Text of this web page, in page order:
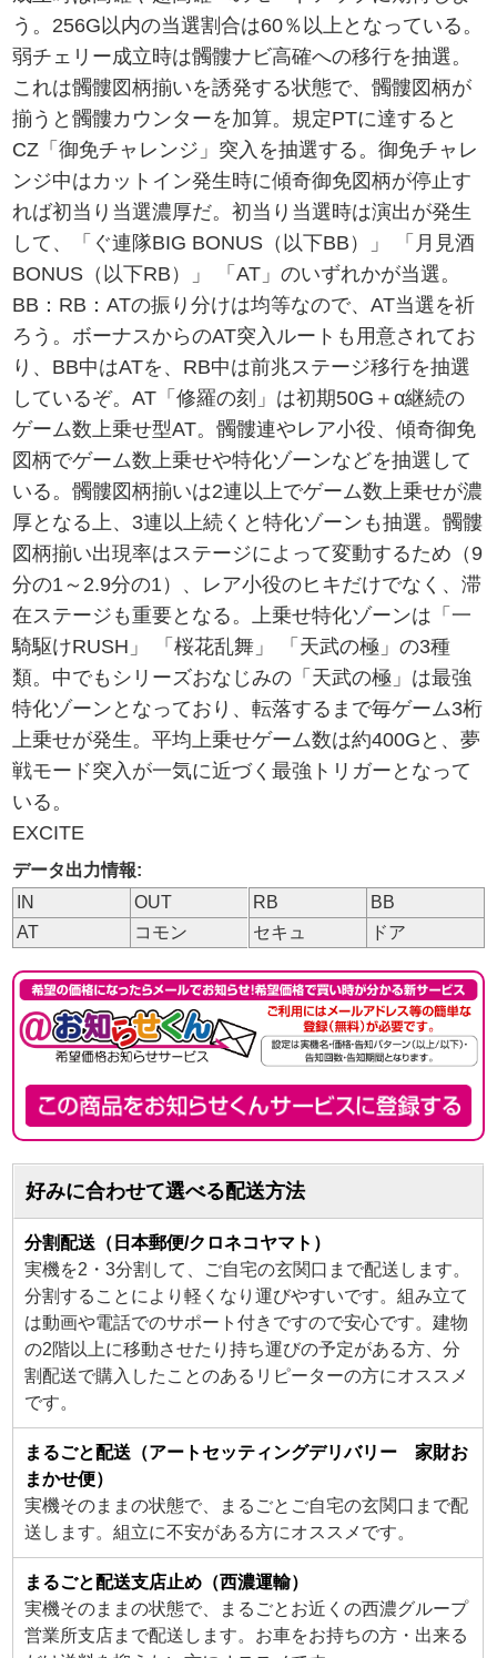
う。256G以内の当選割合は60％以上となっている。
弱チェリー成立時は髑髏ナビ高確への移行を抽選。
これは髑髏図柄揃いを誘発する状態で、髑髏図柄が
揃うと髑髏カウンターを加算。規定PTに達すると
CZ「御免チャレンジ」突入を抽選する。御免チャレ
ンジ中はカットイン発生時に傾奇御免図柄が停止す
れば初当り当選濃厚だ。初当り当選時は演出が発生
して、「ぐ連隊BIG BONUS（以下BB）」 「月見酒
BONUS（以下RB）」 「AT」のいずれかが当選。
BB：RB：ATの振り分けは均等なので、AT当選を祈
ろう。ボーナスからのAT突入ルートも用意されてお
り、BB中はATを、RB中は前兆ステージ移行を抽選
しているぞ。AT「修羅の刻」は初期50G＋α継続の
ゲーム数上乗せ型AT。髑髏連やレア小役、傾奇御免
図柄でゲーム数上乗せや特化ゾーンなどを抽選して
いる。髑髏図柄揃いは2連以上でゲーム数上乗せが濃
厚となる上、3連以上続くと特化ゾーンも抽選。髑髏
図柄揃い出現率はステージによって変動するため（9
分の1～2.9分の1）、レア小役のヒキだけでなく、滞
在ステージも重要となる。上乗せ特化ゾーンは「一
騎駆けRUSH」 「桜花乱舞」 「天武の極」の3種
類。中でもシリーズおなじみの「天武の極」は最強
特化ゾーンとなっており、転落するまで毎ゲーム3桁
上乗せが発生。平均上乗せゲーム数は約400Gと、夢
戦モード突入が一気に近づく最強トリガーとなって
いる。
EXCITE
データ出力情報:
IN
OUT RB
BB
AT
コモン セキュ ドア
好みに合わせて選べる配送方法
分割配送（日本郵便/クロネコヤマト）
実機を2・3分割して、ご自宅の玄関口まで配送します。
分割することにより軽くなり運びやすいです。組み立て
は動画や電話でのサポート付きですので安心です。建物
の2階以上に移動させたり持ち運びの予定がある方、分
割配送で購入したことのあるリピーターの方にオススメ
です。
まるごと配送（アートセッティングデリバリー 家財お
まかせ便）
実機そのままの状態で、まるごとご自宅の玄関口まで配
送します。組立に不安がある方にオススメです。
まるごと配送支店止め（西濃運輸）
実機そのままの状態で、まるごとお近くの西濃グループ
営業所支店まで配送します。お車をお持ちの方・出来る